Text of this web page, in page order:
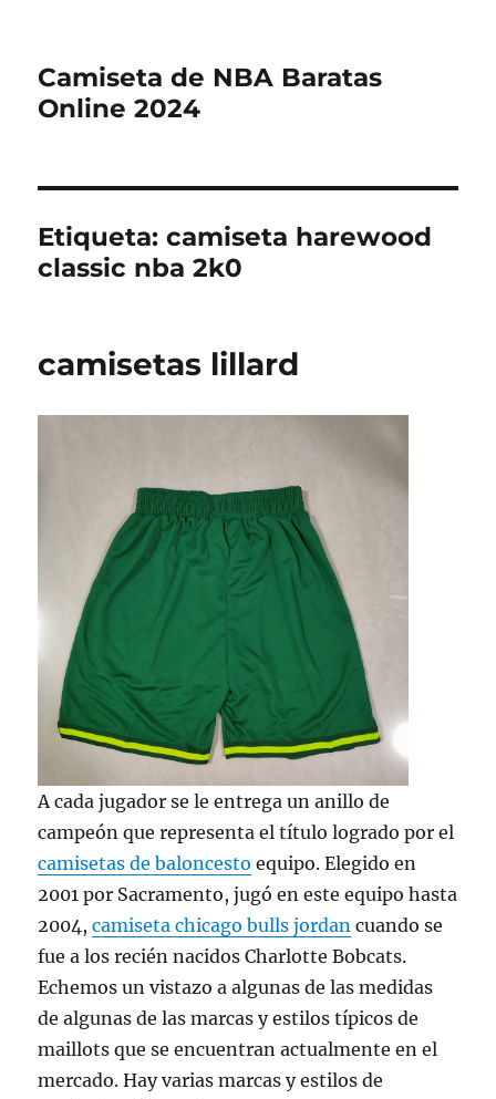
Camiseta de NBA Baratas
Online 2024
Etiqueta:camiseta harewood
classic nba 2k0
camisetas lillard
A cada jugador se le entrega un anillo de
campeón que representa el título logrado por el
camisetas de baloncesto equipo. Elegido en
2001 por Sacramento, jugó en este equipo hasta
2004,camiseta chicago bulls jordan cuando se
fue a los recién nacidos Charlotte Bobcats.
Echemos un vistazo a algunas de las medidas
de algunas de las marcas y estilos típicos de
maillots que se encuentran actualmente en el
mercado. Hay varias marcas y estilos de